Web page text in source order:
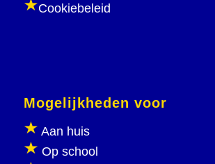
Cookiebeleid
Mogelijkheden voor
Aan huis
Op school